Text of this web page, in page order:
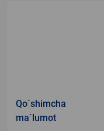
Qo`shimcha
ma`lumot